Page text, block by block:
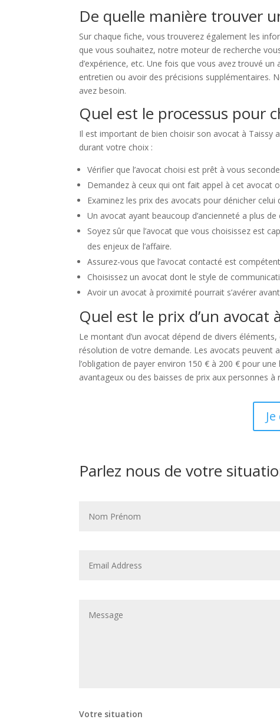
De quelle manière trouver
Sur chaque fiche, vous trouverez également les
que vous souhaitez, notre moteur de recherche
d’expérience, etc. Une fois que vous avez trouvé
entretien ou avoir des précisions supplémentaires.
avez besoin.
Quel est le processus pour
Il est important de bien choisir son avocat à Taissy
durant votre choix :
Vérifier que l’avocat choisi est prêt à vous
Demandez à ceux qui ont fait appel à cet avocat
Examinez les prix des avocats pour dénicher
Un avocat ayant beaucoup d’ancienneté a plus
Soyez sûr que l’avocat que vous choisissez est
des enjeux de l’affaire.
Assurez-vous que l’avocat contacté est
Choisissez un avocat dont le style de
Avoir un avocat à proximité pourrait s’avérer
Quel est le prix d’un avocat
Le montant d’un avocat dépend de divers
résolution de votre demande. Les avocats peuvent
l’obligation de payer environ 150 € à 200 € pour
avantageux ou des baisses de prix aux personnes à
Parlez nous de votre
Votre situation